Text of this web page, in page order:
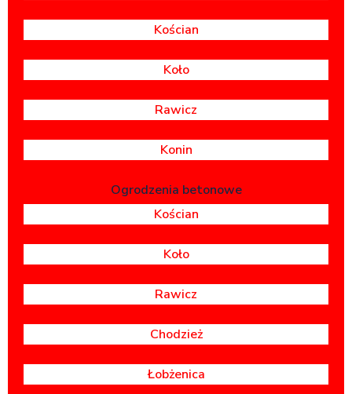
Kościan
Koło
Rawicz
Konin
Ogrodzenia betonowe
Kościan
Koło
Rawicz
Chodzież
Łobżenica